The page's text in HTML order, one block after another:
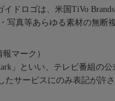
ドロゴは、米国TiVo
写真等あらゆる素材の無断
マーク）
」といい、テレビ番組の公
たサービスにのみ表記が許